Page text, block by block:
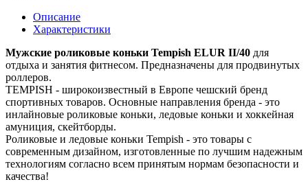
Описание
Характеристики
Мужские роликовые коньки Tempish ELUR II/40 для
отдыха и занятия фитнесом. Предназначены для продвинутых
роллеров.
TEMPISH - широкоизвестный в Европе чешский бренд
спортивных товаров. Основные направления бренда - это
инлайновые роликовые коньки, ледовые коньки и хоккейная
амуниция, скейтборды.
Роликовые и ледовые коньки Tempish - это товары с
современным дизайном, изготовленные по лучшим надежным
технологиям согласно всем принятым нормам безопасности и
качества!